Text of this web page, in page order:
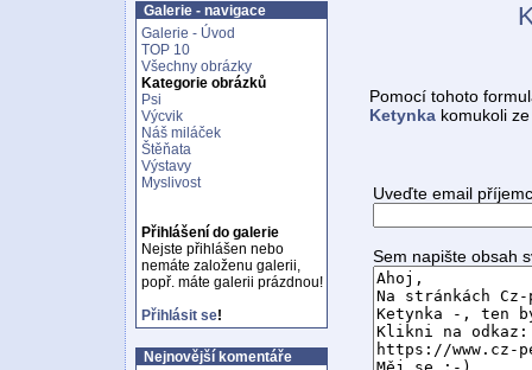
Galerie - navigace
Galerie - Úvod
TOP 10
Všechny obrázky
Kategorie obrázků
Psi
Výcvik
Náš miláček
Štěňata
Výstavy
Myslivost
Přihlášení do galerie
Nejste přihlášen nebo
nemáte založenu galerii,
popř. máte galerii prázdnou!
Přihlásit se!
Nejnovější komentáře
Pomocí tohoto
Ketynka komukoli
Uveďte email
Sem napište obsah